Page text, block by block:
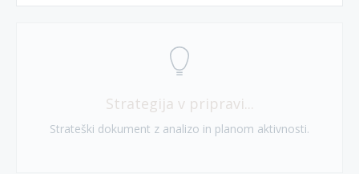
Strategija v pripravi...
Strateški dokument z analizo in planom aktivnosti.